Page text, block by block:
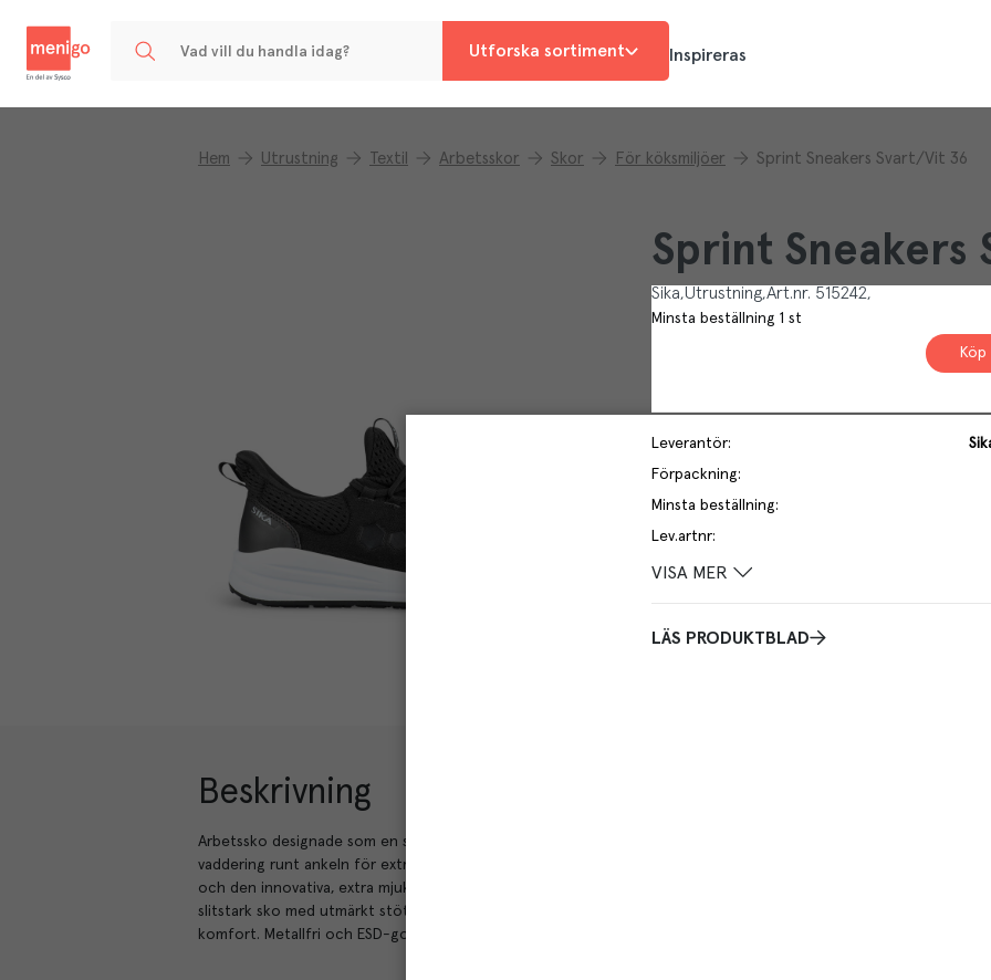
Utforska sortiment Inspireras
Hem Utrustning Textil Arbetsskor Skor För köksmiljöer Sprint Sneakers Svart/Vit 36
Sprint Sneakers
Sika Utrustning Art.nr. 515242
Minsta beställning 1 st
Köp
Leverantör:
Förpackning:
Minsta beställning:
Lev.artnr:
VISA MER
LÄS PRODUKTBLAD
Beskrivning
Arbetssko designade som en sneaker. Mjuk och flexibel ovandel i andningsbar stickad trikå med
vaddering runt ankeln för extra stöd och ökad komfort. Kombinationen av gummi i yttersulan
och den innovativa, extra mjuka skumdynan SoftStep i mellansulan ger en lätt, flexibel och
slitstark sko med utmärkt stötdämpning. Biobaserad innersula i PU med ökad och långvarig
komfort. Metallfri och ESD-godkänd.